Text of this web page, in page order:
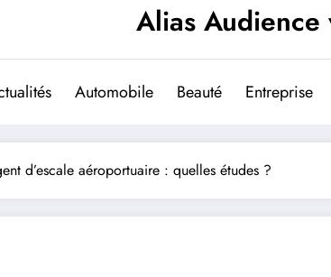
Alias
Automobile Beauté Entreprise
d’escale aéroportuaire : quelles études ?